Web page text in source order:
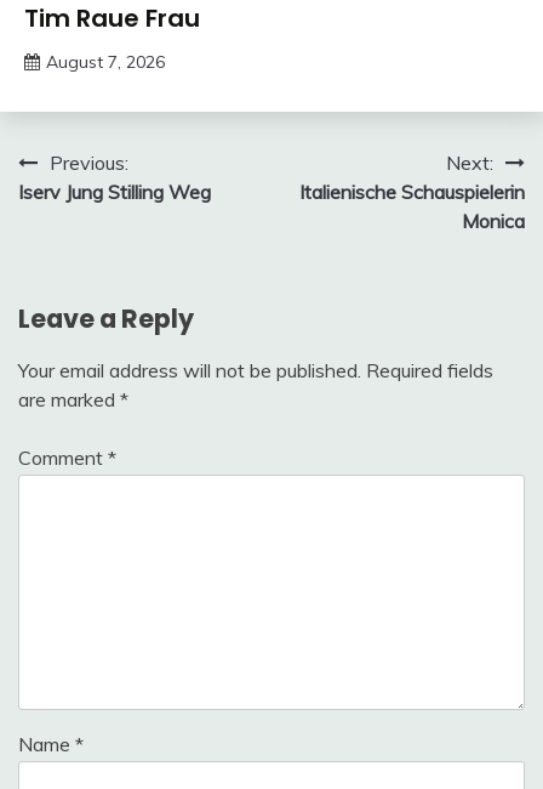
Trends
Tim Raue Frau
August 7, 2026
Meme
Post
navigation
Previous:
Iserv Jung Stilling Weg
Next:
Italienische Schauspielerin
Monica
Leave a Reply
Your email address will not be published. Required fields
are marked *
Comment *
Name *